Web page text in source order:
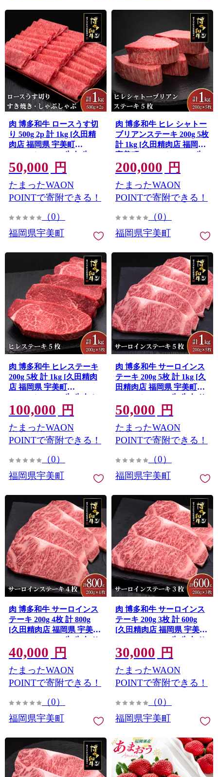
肉 博多和牛 ロースうす切
り 500g 2p 計 1kg [久田精
肉店 福岡県 宇美町
um40bsi440005] 牛肉 牛 ロ
ース うす切り すき焼き し
ゃぶしゃぶ 冷凍
50,000 円
たまったWAON
POINTで寄附できる！
（0）
福岡県宇美町
肉 博多和牛 ヒレ シャトー
ブリアンステーキ 200g 5枚
計 1kg [久田精肉店 福岡県
宇美町 um40bsi440011] 牛
牛肉 ヒレシャトーブリア
ンステーキ ステーキ 和牛
ソース ソース付き 福岡県
産 冷凍
200,000 円
たまったWAON
POINTで寄附できる！
（0）
福岡県宇美町
肉 博多和牛 ヒレステーキ
200g 5枚 計 1kg [久田精肉
店 福岡県 宇美町
um40bsi440010] 牛 牛肉 ヒ
レ ステーキ 和牛 ソース ソ
ース付き 福岡県産 冷凍
100,000 円
たまったWAON
POINTで寄附できる！
（0）
福岡県宇美町
肉 博多和牛 サーロインス
テーキ 200g 5枚 計 1kg [久
田精肉店 福岡県 宇美町
um40bsi440009] 牛 牛肉 サ
ーロイン ステーキ 和牛 ソ
ース ソース付き 福岡県産
冷凍
50,000 円
たまったWAON
POINTで寄附できる！
（0）
福岡県宇美町
肉 博多和牛 サーロインス
テーキ 200g 4枚 計 800g
[久田精肉店 福岡県 宇美町
um40bsi440008] 牛 牛肉 サ
ーロイン ステーキ 和牛 ソ
ース ソース付き 福岡県産
冷凍
40,000 円
たまったWAON
POINTで寄附できる！
（0）
福岡県宇美町
肉 博多和牛 サーロインス
テーキ 200g 3枚 計 600g
[久田精肉店 福岡県 宇美町
um40bsi440007] 牛 牛肉 サ
ーロイン ステーキ 和牛 ソ
ース ソース付き 福岡県産
冷凍
30,000 円
たまったWAON
POINTで寄附できる！
（0）
福岡県宇美町